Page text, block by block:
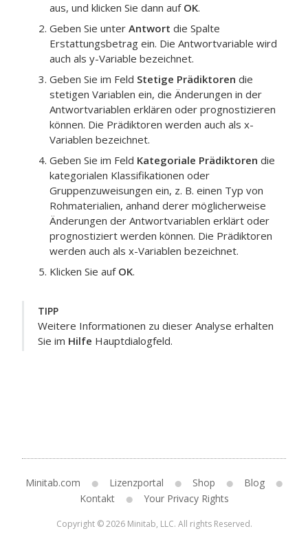
aus, und klicken Sie dann auf OK.
Geben Sie unter Antwort die Spalte
Erstattungsbetrag ein. Die Antwortvariable wird
auch als y-Variable bezeichnet.
Geben Sie im Feld Stetige Prädiktoren die
stetigen Variablen ein, die Änderungen in der
Antwortvariablen erklären oder prognostizieren
können. Die Prädiktoren werden auch als x-
Variablen bezeichnet.
Geben Sie im Feld Kategoriale Prädiktoren die
kategorialen Klassifikationen oder
Gruppenzuweisungen ein, z. B. einen Typ von
Rohmaterialien, anhand derer möglicherweise
Änderungen der Antwortvariablen erklärt oder
prognostiziert werden können. Die Prädiktoren
werden auch als x-Variablen bezeichnet.
Klicken Sie auf OK.
TIPP
Weitere Informationen zu dieser Analyse erhalten
Sie im Hilfe Hauptdialogfeld.
Minitab.com Lizenzportal Shop
Blog
Kontakt
Your Privacy Rights
Copyright © 2026 Minitab, LLC. All rights Reserved.